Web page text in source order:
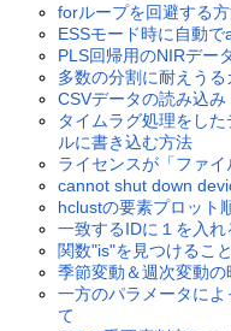
forループを回避する
ESSモード時に自動
PLS回帰用のNIRデー
多数の分割に耐えう
CSVデータの読み込み
タイムラグ処理をし
ルに書き込む方法
ライセンスが「ファ
cannot shut down
hclustの要素プロット
一致するIDに１を入れ
関数"is"を見つけるこ
季節変動＆週次変動
一方のパラメータに
て